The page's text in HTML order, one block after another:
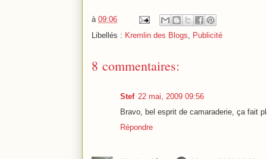
à 09:06
Libellés : Kremlin des Blogs Publicité
8 commentaires:
Stef 22 mai, 2009 09:56
Bravo, bel esprit de camaraderie, ça fait
Répondre